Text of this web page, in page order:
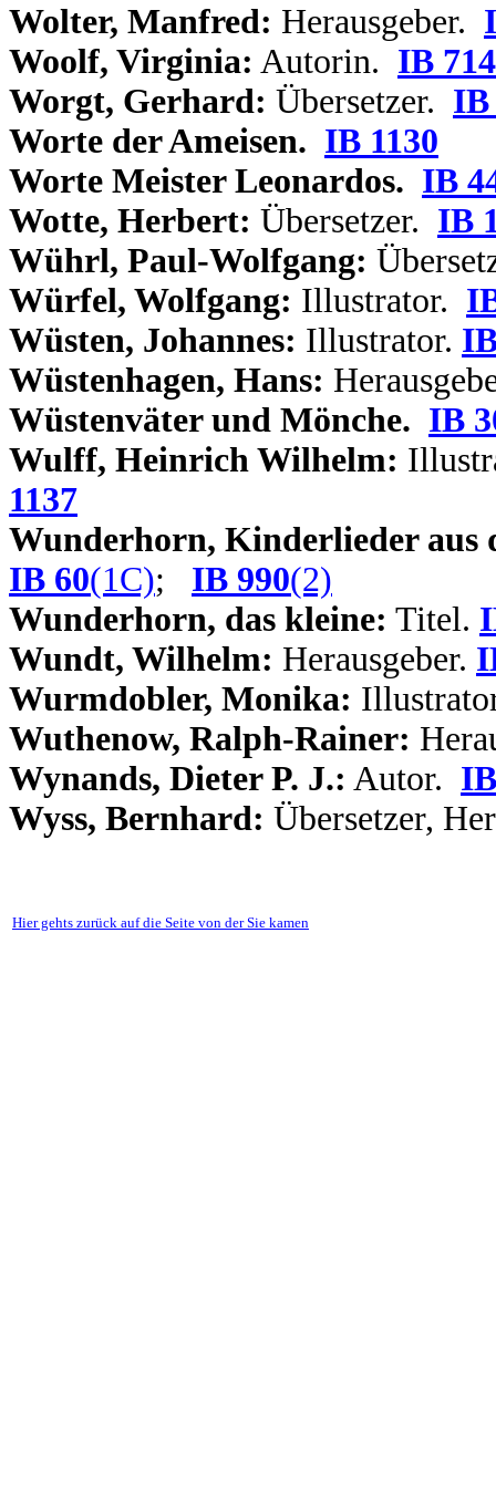
Wolter, Manfred: Herausgeber.
Woolf, Virginia: Autorin. IB 714
Worgt, Gerhard: Übersetzer. IB
Worte der Ameisen. IB 1130
Worte Meister Leonardos. IB
Wotte, Herbert: Übersetzer. IB
Wührl, Paul-Wolfgang:
Würfel, Wolfgang: Illustrator.
Wüsten, Johannes: Illustrator.
Wüstenhagen, Hans:
Wüstenväter und Mönche. IB
Wulff, Heinrich Wilhelm:
1137
Wunderhorn, Kinderlieder aus
IB 60(1C); IB 990(2)
Wunderhorn, das kleine: Titel.
Wundt, Wilhelm: Herausgeber.
Wurmdobler, Monika:
Wuthenow, Ralph-Rainer:
Wynands, Dieter P. J.: Autor.
Wyss, Bernhard: Übersetzer,
Hier gehts zurück auf die Seite von der Sie kamen